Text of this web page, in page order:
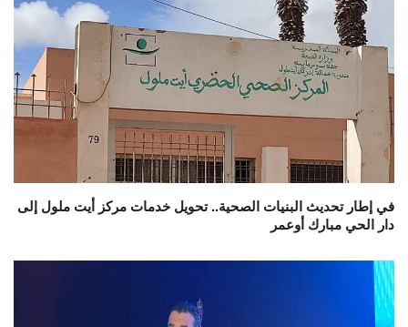
في إطار تحديث البنيات الصحية.. تحويل خدمات مركز أيت ملول إلى
دار الحي مبارك أوعمر